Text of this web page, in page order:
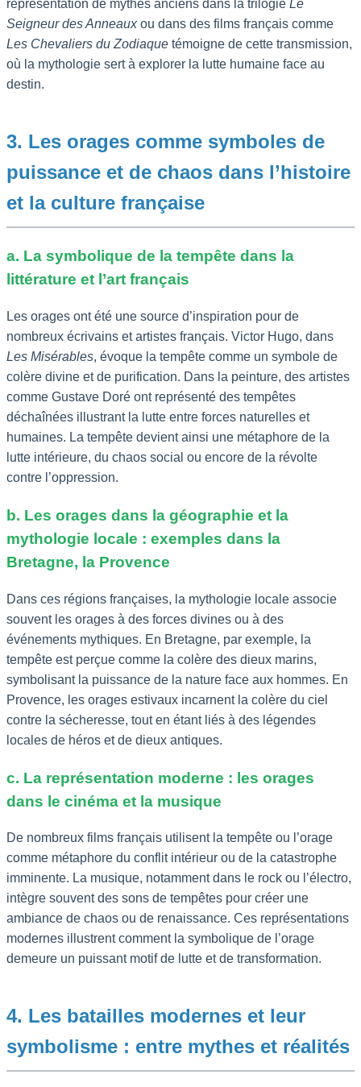
représentation de mythes anciens dans la trilogie Le
Seigneur des Anneauxou dans des films français comme
Les Chevaliers du Zodiaque témoigne de cette transmission,
où la mythologie sert à explorer la lutte humaine face au
destin.
3. Les orages comme symboles de
puissance et de chaos dans l’histoire
et la culture française
a. La symbolique de la tempête dans la
littérature et l’art français
Les orages ont été une source d’inspiration pour de
nombreux écrivains et artistes français. Victor Hugo, dans
Les Misérables, évoque la tempête comme un symbole de
colère divine et de purification. Dans la peinture, des artistes
comme Gustave Doré ont représenté des tempêtes
déchaînées illustrant la lutte entre forces naturelles et
humaines. La tempête devient ainsi une métaphore de la
lutte intérieure, du chaos social ou encore de la révolte
contre l’oppression.
b. Les orages dans la géographie et la
mythologie locale : exemples dans la
Bretagne, la Provence
Dans ces régions françaises, la mythologie locale associe
souvent les orages à des forces divines ou à des
événements mythiques. En Bretagne, par exemple, la
tempête est perçue comme la colère des dieux marins,
symbolisant la puissance de la nature face aux hommes. En
Provence, les orages estivaux incarnent la colère du ciel
contre la sécheresse, tout en étant liés à des légendes
locales de héros et de dieux antiques.
c. La représentation moderne : les orages
dans le cinéma et la musique
De nombreux films français utilisent la tempête ou l’orage
comme métaphore du conflit intérieur ou de la catastrophe
imminente. La musique, notamment dans le rock ou l’électro,
intègre souvent des sons de tempêtes pour créer une
ambiance de chaos ou de renaissance. Ces représentations
modernes illustrent comment la symbolique de l’orage
demeure un puissant motif de lutte et de transformation.
4. Les batailles modernes et leur
symbolisme : entre mythes et réalités